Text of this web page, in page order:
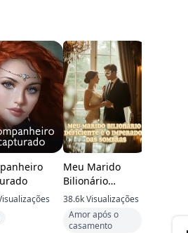
Meu Marido
Bilionário
Deficiente é o
Imperador das
Sombras
38.6kVisualizações
Amor após o
casamento